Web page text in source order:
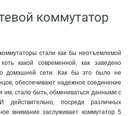
коммутатор
стали как бы неотъемлемой
какой современной, как заведено
домашней сети. Как бы это было не
обеспечивают надежное соединение
им, стало быть, обмениваться данными с
действительно, посреди различных
внимание заслуживает коммутатор 5